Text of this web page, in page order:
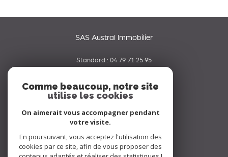
SAS Austral Immobilier
Standard : 04 79 71 25 95
contact@australimmobilier.fr
73000
Nous suivre sur
Comme beaucoup, notre site
utilise les cookies
On aimerait vous accompagner pendant
votre visite.
En poursuivant, vous acceptez l'utilisation des
cookies par ce site, afin de vous proposer des